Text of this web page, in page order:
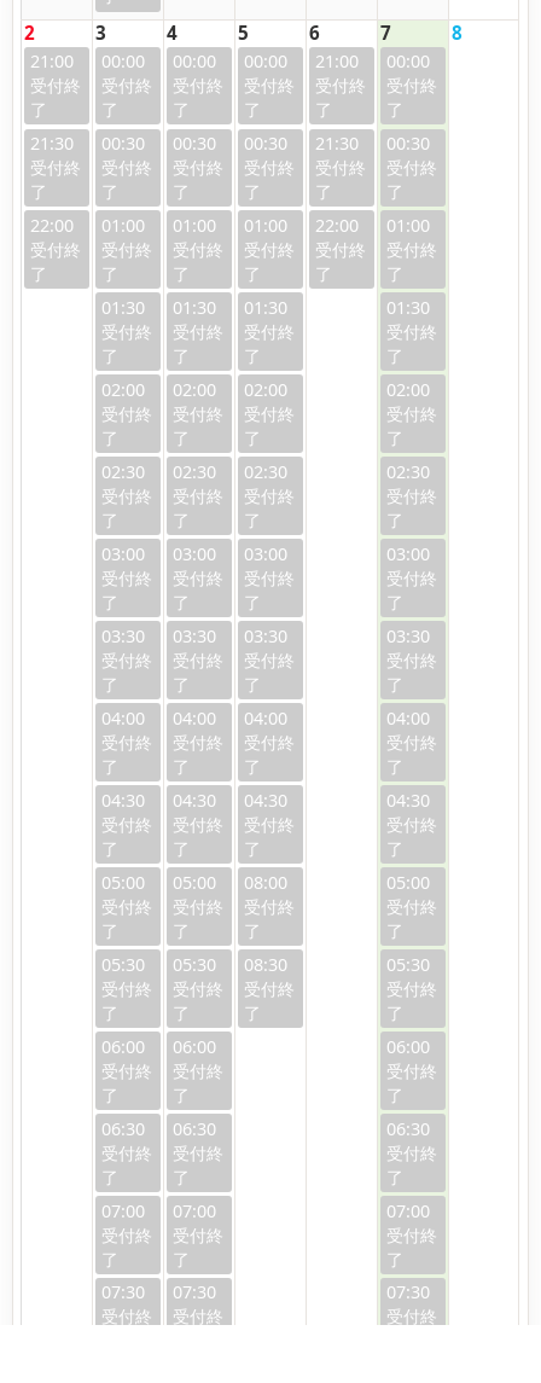
2
21:00
21:30
22:00
3
00:00
00:30
01:00
01:30
02:00
02:30
03:00
03:30
04:00
04:30
05:00
05:30
06:00
06:30
07:00
07:30
4
00:00
00:30
01:00
01:30
02:00
02:30
03:00
03:30
04:00
04:30
05:00
05:30
06:00
06:30
07:00
07:30
5
00:00
00:30
01:00
01:30
02:00
02:30
03:00
03:30
04:00
04:30
08:00
08:30
6
21:00
21:30
22:00
7
00:00
00:30
01:00
01:30
02:00
02:30
03:00
03:30
04:00
04:30
05:00
05:30
06:00
06:30
07:00
07:30
8